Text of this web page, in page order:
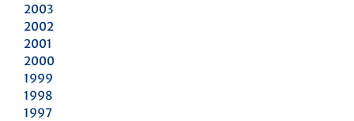
2003
2002
2001
2000
1999
1998
1997